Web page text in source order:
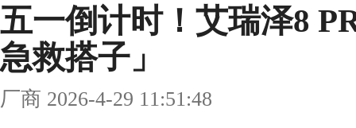
五一倒计时！艾瑞泽8
急救搭子」
厂商 2026-4-29 11:51:48